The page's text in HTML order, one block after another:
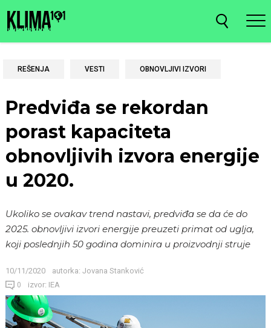
REŠENJA VESTI OBNOVLJIVI IZVORI
Predviđa se rekordan
porast kapaciteta
obnovljivih izvora energije
u 2020.
Ukoliko se ovakav trend nastavi, predviđa se da će do
2025. obnovljivi izvori energije preuzeti primat od uglja,
koji poslednjih 50 godina dominira u proizvodnji struje
10/11/2020 autorka: Jovana Stanković
0 izvor: IEA